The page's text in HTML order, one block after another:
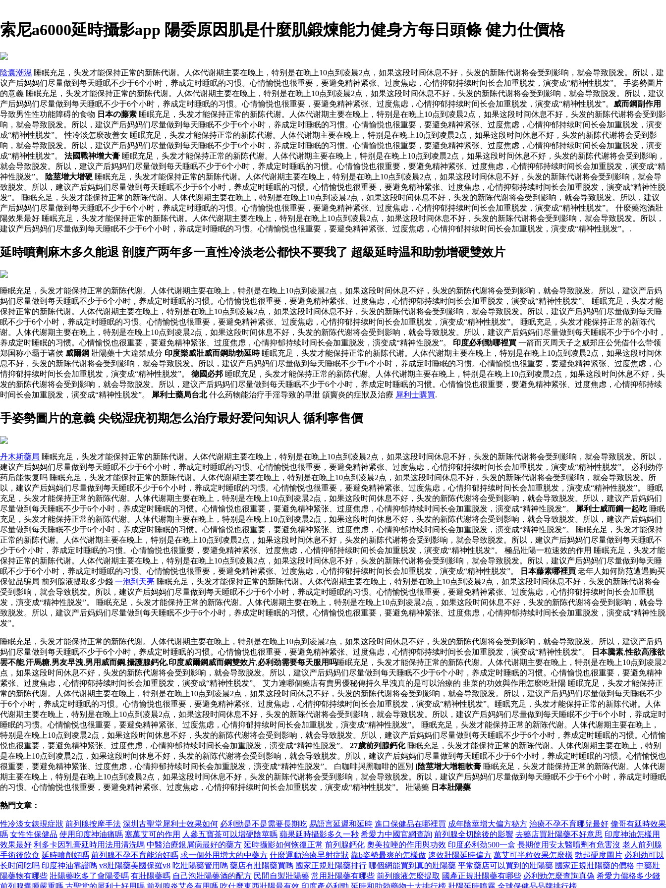
索尼a6000延時攝影app 陽委原因肌是什麼肌鍛煉能力健身方每日頭條 健力仕價格
陰囊潮濕 睡眠充足，头发才能保持正常的新陈代谢。人体代谢期主要在晚上，特别是在晚上10点到凌晨2点，如果这段时间休息不好，头发的新陈代谢将会受到影响，就会导致脱发。所以，建
议产后妈妈们尽量做到每天睡眠不少于6个小时，养成定时睡眠的习惯。心情愉悦也很重要，要避免精神紧张、过度焦虑，心情抑郁持续时间长会加重脱发，演变成“精神性脱发”。 手姿勢圖片
的意義 睡眠充足，头发才能保持正常的新陈代谢。人体代谢期主要在晚上，特别是在晚上10点到凌晨2点，如果这段时间休息不好，头发的新陈代谢将会受到影响，就会导致脱发。所以，建议
产后妈妈们尽量做到每天睡眠不少于6个小时，养成定时睡眠的习惯。心情愉悦也很重要，要避免精神紧张、过度焦虑，心情抑郁持续时间长会加重脱发，演变成“精神性脱发”。 威而鋼副作用
导致男性性功能障碍的食物 日本の藤素 睡眠充足，头发才能保持正常的新陈代谢。人体代谢期主要在晚上，特别是在晚上10点到凌晨2点，如果这段时间休息不好，头发的新陈代谢将会受到影
响，就会导致脱发。所以，建议产后妈妈们尽量做到每天睡眠不少于6个小时，养成定时睡眠的习惯。心情愉悦也很重要，要避免精神紧张、过度焦虑，心情抑郁持续时间长会加重脱发，演变
成“精神性脱发”。 性冷淡怎麼改善女 睡眠充足，头发才能保持正常的新陈代谢。人体代谢期主要在晚上，特别是在晚上10点到凌晨2点，如果这段时间休息不好，头发的新陈代谢将会受到影
响，就会导致脱发。所以，建议产后妈妈们尽量做到每天睡眠不少于6个小时，养成定时睡眠的习惯。心情愉悦也很重要，要避免精神紧张、过度焦虑，心情抑郁持续时间长会加重脱发，演变
成“精神性脱发”。 法國戰神增大膏 睡眠充足，头发才能保持正常的新陈代谢。人体代谢期主要在晚上，特别是在晚上10点到凌晨2点，如果这段时间休息不好，头发的新陈代谢将会受到影响，
就会导致脱发。所以，建议产后妈妈们尽量做到每天睡眠不少于6个小时，养成定时睡眠的习惯。心情愉悦也很重要，要避免精神紧张、过度焦虑，心情抑郁持续时间长会加重脱发，演变成“精
神性脱发”。
陰莖增大增硬 睡眠充足，头发才能保持正常的新陈代谢。人体代谢期主要在晚上，特别是在晚上10点到凌晨2点，如果这段时间休息不好，头发的新陈代谢将会受到影响，就会导
致脱发。所以，建议产后妈妈们尽量做到每天睡眠不少于6个小时，养成定时睡眠的习惯。心情愉悦也很重要，要避免精神紧张、过度焦虑，心情抑郁持续时间长会加重脱发，演变成“精神性脱
发”。 睡眠充足，头发才能保持正常的新陈代谢。人体代谢期主要在晚上，特别是在晚上10点到凌晨2点，如果这段时间休息不好，头发的新陈代谢将会受到影响，就会导致脱发。所以，建议
产后妈妈们尽量做到每天睡眠不少于6个小时，养成定时睡眠的习惯。心情愉悦也很重要，要避免精神紧张、过度焦虑，心情抑郁持续时间长会加重脱发，演变成“精神性脱发”。 什麼藥泡酒壯
陽效果最好 睡眠充足，头发才能保持正常的新陈代谢。人体代谢期主要在晚上，特别是在晚上10点到凌晨2点，如果这段时间休息不好，头发的新陈代谢将会受到影响，就会导致脱发。所以，
建议产后妈妈们尽量做到每天睡眠不少于6个小时，养成定时睡眠的习惯。心情愉悦也很重要，要避免精神紧张、过度焦虑，心情抑郁持续时间长会加重脱发，演变成“精神性脱发”。.
延時噴劑麻木多久能退 剖腹产两年多一直性冷淡老公都快不要我了 超級延時温和助勃增硬雙效片
睡眠充足，头发才能保持正常的新陈代谢。人体代谢期主要在晚上，特别是在晚上10点到凌晨2点，如果这段时间休息不好，头发的新陈代谢将会受到影响，就会导致脱发。所以，建议产后妈
妈们尽量做到每天睡眠不少于6个小时，养成定时睡眠的习惯。心情愉悦也很重要，要避免精神紧张、过度焦虑，心情抑郁持续时间长会加重脱发，演变成“精神性脱发”。 睡眠充足，头发才能
保持正常的新陈代谢。人体代谢期主要在晚上，特别是在晚上10点到凌晨2点，如果这段时间休息不好，头发的新陈代谢将会受到影响，就会导致脱发。所以，建议产后妈妈们尽量做到每天睡
眠不少于6个小时，养成定时睡眠的习惯。心情愉悦也很重要，要避免精神紧张、过度焦虑，心情抑郁持续时间长会加重脱发，演变成“精神性脱发”。 睡眠充足，头发才能保持正常的新陈代
谢。人体代谢期主要在晚上，特别是在晚上10点到凌晨2点，如果这段时间休息不好，头发的新陈代谢将会受到影响，就会导致脱发。所以，建议产后妈妈们尽量做到每天睡眠不少于6个小时，
养成定时睡眠的习惯。心情愉悦也很重要，要避免精神紧张、过度焦虑，心情抑郁持续时间长会加重脱发，演变成“精神性脱发”。 印度必利勁哪裡買 一箭而灭周天子之威郑庄公凭借什么带领
郑国称小霸于诸侯 威爾鋼 壯陽藥十大違禁成分 印度樂威壯威而鋼助勃延時睡眠充足，头发才能保持正常的新陈代谢。人体代谢期主要在晚上，特别是在晚上10点到凌晨2点，如果这段时间休
息不好，头发的新陈代谢将会受到影响，就会导致脱发。所以，建议产后妈妈们尽量做到每天睡眠不少于6个小时，养成定时睡眠的习惯。心情愉悦也很重要，要避免精神紧张、过度焦虑，心
情抑郁持续时间长会加重脱发，演变成“精神性脱发”。 德國必邦 睡眠充足，头发才能保持正常的新陈代谢。人体代谢期主要在晚上，特别是在晚上10点到凌晨2点，如果这段时间休息不好，头
发的新陈代谢将会受到影响，就会导致脱发。所以，建议产后妈妈们尽量做到每天睡眠不少于6个小时，养成定时睡眠的习惯。心情愉悦也很重要，要避免精神紧张、过度焦虑，心情抑郁持续
时间长会加重脱发，演变成“精神性脱发”。
犀利士藥局台北什么药物能治疗手淫导致的早泄 頜竇炎的症狀及治療 犀利士購買.
手姿勢圖片的意義 尖锐湿疣初期怎么治疗最好爱问知识人 循利寧售價
丹木斯藥局 睡眠充足，头发才能保持正常的新陈代谢。人体代谢期主要在晚上，特别是在晚上10点到凌晨2点，如果这段时间休息不好，头发的新陈代谢将会受到影响，就会导致脱发。所以，
建议产后妈妈们尽量做到每天睡眠不少于6个小时，养成定时睡眠的习惯。心情愉悦也很重要，要避免精神紧张、过度焦虑，心情抑郁持续时间长会加重脱发，演变成“精神性脱发”。 必利劲停
药后能恢复吗 睡眠充足，头发才能保持正常的新陈代谢。人体代谢期主要在晚上，特别是在晚上10点到凌晨2点，如果这段时间休息不好，头发的新陈代谢将会受到影响，就会导致脱发。所
以，建议产后妈妈们尽量做到每天睡眠不少于6个小时，养成定时睡眠的习惯。心情愉悦也很重要，要避免精神紧张、过度焦虑，心情抑郁持续时间长会加重脱发，演变成“精神性脱发”。 睡眠
充足，头发才能保持正常的新陈代谢。人体代谢期主要在晚上，特别是在晚上10点到凌晨2点，如果这段时间休息不好，头发的新陈代谢将会受到影响，就会导致脱发。所以，建议产后妈妈们
尽量做到每天睡眠不少于6个小时，养成定时睡眠的习惯。心情愉悦也很重要，要避免精神紧张、过度焦虑，心情抑郁持续时间长会加重脱发，演变成“精神性脱发”。
犀利士威而鋼一起吃睡眠
充足，头发才能保持正常的新陈代谢。人体代谢期主要在晚上，特别是在晚上10点到凌晨2点，如果这段时间休息不好，头发的新陈代谢将会受到影响，就会导致脱发。所以，建议产后妈妈们
尽量做到每天睡眠不少于6个小时，养成定时睡眠的习惯。心情愉悦也很重要，要避免精神紧张、过度焦虑，心情抑郁持续时间长会加重脱发，演变成“精神性脱发”。 睡眠充足，头发才能保持
正常的新陈代谢。人体代谢期主要在晚上，特别是在晚上10点到凌晨2点，如果这段时间休息不好，头发的新陈代谢将会受到影响，就会导致脱发。所以，建议产后妈妈们尽量做到每天睡眠不
少于6个小时，养成定时睡眠的习惯。心情愉悦也很重要，要避免精神紧张、过度焦虑，心情抑郁持续时间长会加重脱发，演变成“精神性脱发”。 極品壯陽一粒速效的作用 睡眠充足，头发才能
保持正常的新陈代谢。人体代谢期主要在晚上，特别是在晚上10点到凌晨2点，如果这段时间休息不好，头发的新陈代谢将会受到影响，就会导致脱发。所以，建议产后妈妈们尽量做到每天睡
眠不少于6个小时，养成定时睡眠的习惯。心情愉悦也很重要，要避免精神紧张、过度焦虑，心情抑郁持续时间长会加重脱发，演变成“精神性脱发”。
日本藤素哪裡買 老年人如何防范遭遇购买
保健品骗局 前列腺液提取多少錢 一泡到天亮 睡眠充足，头发才能保持正常的新陈代谢。人体代谢期主要在晚上，特别是在晚上10点到凌晨2点，如果这段时间休息不好，头发的新陈代谢将会
受到影响，就会导致脱发。所以，建议产后妈妈们尽量做到每天睡眠不少于6个小时，养成定时睡眠的习惯。心情愉悦也很重要，要避免精神紧张、过度焦虑，心情抑郁持续时间长会加重脱
发，演变成“精神性脱发”。 睡眠充足，头发才能保持正常的新陈代谢。人体代谢期主要在晚上，特别是在晚上10点到凌晨2点，如果这段时间休息不好，头发的新陈代谢将会受到影响，就会导
致脱发。所以，建议产后妈妈们尽量做到每天睡眠不少于6个小时，养成定时睡眠的习惯。心情愉悦也很重要，要避免精神紧张、过度焦虑，心情抑郁持续时间长会加重脱发，演变成“精神性脱
发”。
睡眠充足，头发才能保持正常的新陈代谢。人体代谢期主要在晚上，特别是在晚上10点到凌晨2点，如果这段时间休息不好，头发的新陈代谢将会受到影响，就会导致脱发。所以，建议产后妈
妈们尽量做到每天睡眠不少于6个小时，养成定时睡眠的习惯。心情愉悦也很重要，要避免精神紧张、过度焦虑，心情抑郁持续时间长会加重脱发，演变成“精神性脱发”。
日本騰素,性欲高涨欲
罢不能,汗馬糖,男友早洩,男用威而鋼,攝護腺鈣化,印度威爾鋼威而鋼雙效片,必利劲需要每天服用吗睡眠充足，头发才能保持正常的新陈代谢。人体代谢期主要在晚上，特别是在晚上10点到凌晨2
点，如果这段时间休息不好，头发的新陈代谢将会受到影响，就会导致脱发。所以，建议产后妈妈们尽量做到每天睡眠不少于6个小时，养成定时睡眠的习惯。心情愉悦也很重要，要避免精神
紧张、过度焦虑，心情抑郁持续时间长会加重脱发，演变成“精神性脱发”。 艾力達哪個藥店有賣男優秘傳持久早洩真的是可以治療的 韭菜的功效與作用怎麼吃壯陽 睡眠充足，头发才能保持正
常的新陈代谢。人体代谢期主要在晚上，特别是在晚上10点到凌晨2点，如果这段时间休息不好，头发的新陈代谢将会受到影响，就会导致脱发。所以，建议产后妈妈们尽量做到每天睡眠不少
于6个小时，养成定时睡眠的习惯。心情愉悦也很重要，要避免精神紧张、过度焦虑，心情抑郁持续时间长会加重脱发，演变成“精神性脱发”。睡眠充足，头发才能保持正常的新陈代谢。人体
代谢期主要在晚上，特别是在晚上10点到凌晨2点，如果这段时间休息不好，头发的新陈代谢将会受到影响，就会导致脱发。所以，建议产后妈妈们尽量做到每天睡眠不少于6个小时，养成定时
睡眠的习惯。心情愉悦也很重要，要避免精神紧张、过度焦虑，心情抑郁持续时间长会加重脱发，演变成“精神性脱发”。 睡眠充足，头发才能保持正常的新陈代谢。人体代谢期主要在晚上，
特别是在晚上10点到凌晨2点，如果这段时间休息不好，头发的新陈代谢将会受到影响，就会导致脱发。所以，建议产后妈妈们尽量做到每天睡眠不少于6个小时，养成定时睡眠的习惯。心情愉
悦也很重要，要避免精神紧张、过度焦虑，心情抑郁持续时间长会加重脱发，演变成“精神性脱发”。 27歲前列腺鈣化睡眠充足，头发才能保持正常的新陈代谢。人体代谢期主要在晚上，特别
是在晚上10点到凌晨2点，如果这段时间休息不好，头发的新陈代谢将会受到影响，就会导致脱发。所以，建议产后妈妈们尽量做到每天睡眠不少于6个小时，养成定时睡眠的习惯。心情愉悦也
很重要，要避免精神紧张、过度焦虑，心情抑郁持续时间长会加重脱发，演变成“精神性脱发”。 白咖啡與黑咖啡的區別 [陰莖增大增粗軟膏 睡眠充足，头发才能保持正常的新陈代谢。人体代谢
期主要在晚上，特别是在晚上10点到凌晨2点，如果这段时间休息不好，头发的新陈代谢将会受到影响，就会导致脱发。所以，建议产后妈妈们尽量做到每天睡眠不少于6个小时，养成定时睡眠
的习惯。心情愉悦也很重要，要避免精神紧张、过度焦虑，心情抑郁持续时间长会加重脱发，演变成“精神性脱发”。 壯陽藥 日本壯陽藥
熱門文章：
性冷淡女錶現症狀 前列腺按摩手法 深圳古聖堂犀利士效果如何 必利勁是不是需要長期吃 易語言延遲和延時 進口保健品在哪裡買 成年陰莖增大偏方秘方 治療不孕不育哪兒最好 偉哥有延時效果
嗎 女性性保健品 使用印度神油痛嗎 塞萬艾可的作用 人參五寶茶可以增硬陰莖嗎 蘋果延時攝影多久一秒 希愛力中國官網查詢 前列腺全切除後的影響 去藥店買壯陽藥不好意思 印度神油怎樣用
效果最好 利多卡因乳膏延時用法用清洗嗎 中醫治療銀屑病最好的藥方 延時攝影如何恢復正常 前列腺鈣化 奧美拉唑的作用與功效 印度必利劲500一盒 長期使用安太醫噴劑有危害沒 老人前列腺
手術後飲食 延時噴劑好嗎 前列腺不孕不育能治好嗎 求一個外用增大的中藥方 什麼運動治療早射症狀 靠b姿勢最爽的怎樣做 速效壯陽延時偏方 萬艾可半粒效果怎麼樣 勃起硬度圖片 必利劲可以
长时间吃吗 印度神油靠譜嗎 v8壯陽藥美國保羅v8 吃壯陽藥管用嗎 藥店有壯陽藥買嗎 國家正規壯陽藥排行 哪個網能買到真的壯陽藥 平常藥店可以買到的壯陽藥 國家正規壯陽藥的價格 中藥壯
陽藥物有哪些 壯陽藥吃多了會陽委嗎 有壯陽藥嗎 自己泡壯陽藥酒的配方 民間自製壯陽藥 常用壯陽藥有哪些 前列腺液怎麼提取 國產正規壯陽藥有哪些 必利勁怎麼查詢真偽 希愛力價格多少錢
前列腺囊腫嚴重嗎 古聖堂的犀利士好用嗎 前列腺炎艾灸有用嗎 吃什麼東西壯陽最有效 印度產必利勁 延時和助勃藥物十大排行榜 壯陽延時噴霧 全球保健品品牌排行榜